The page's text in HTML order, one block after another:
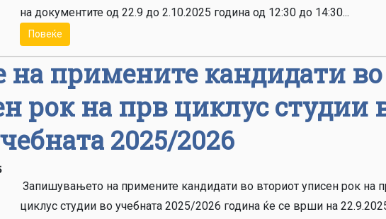
на документите од 22.9 до 2.10.2025 година од 12:30 до 14:30...
Повеќе
примените кандидати во
рок на прв циклус студии
2025/2026
Запишувањето на примените кандидати во вториот уписен рок на
циклус студии во учебната 2025/2026 година ќе се врши на